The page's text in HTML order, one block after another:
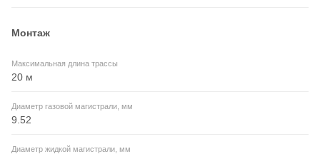
Монтаж
Максимальная длина трассы
20 м
Диаметр газовой магистрали, мм
9.52
Диаметр жидкой магистрали, мм